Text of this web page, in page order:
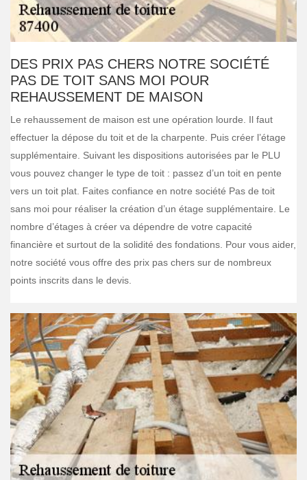
DES PRIX PAS CHERS NOTRE SOCIÉTÉ
PAS DE TOIT SANS MOI POUR
REHAUSSEMENT DE MAISON
Le rehaussement de maison est une opération lourde. Il faut
effectuer la dépose du toit et de la charpente. Puis créer l’étage
supplémentaire. Suivant les dispositions autorisées par le PLU
vous pouvez changer le type de toit : passez d’un toit en pente
vers un toit plat. Faites confiance en notre société Pas de toit
sans moi pour réaliser la création d’un étage supplémentaire. Le
nombre d’étages à créer va dépendre de votre capacité
financière et surtout de la solidité des fondations. Pour vous aider,
notre société vous offre des prix pas chers sur de nombreux
points inscrits dans le devis.